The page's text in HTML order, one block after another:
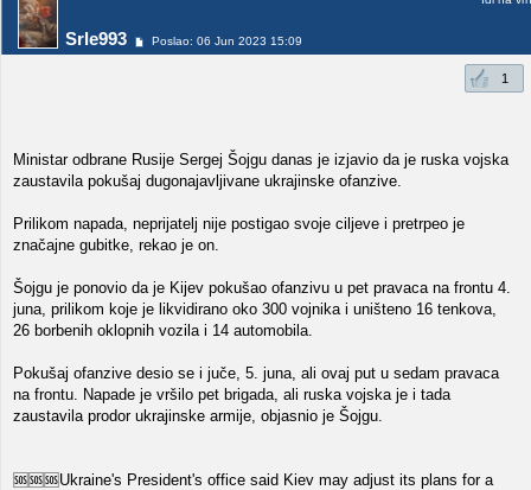
Srle993 Poslao: 06 Jun 2023 15:09
1
Ministar odbrane Rusije Sergej Šojgu danas je izjavio da je ruska vojska
zaustavila pokušaj dugonajavljivane ukrajinske ofanzive.
Prilikom napada, neprijatelj nije postigao svoje ciljeve i pretrpeo je
značajne gubitke, rekao je on.
Šojgu je ponovio da je Kijev pokušao ofanzivu u pet pravaca na frontu 4.
juna, prilikom koje je likvidirano oko 300 vojnika i uništeno 16 tenkova,
26 borbenih oklopnih vozila i 14 automobila.
Pokušaj ofanzive desio se i juče, 5. juna, ali ovaj put u sedam pravaca
na frontu. Napade je vršilo pet brigada, ali ruska vojska je i tada
zaustavila prodor ukrajinske armije, objasnio je Šojgu.
🆘🆘🆘Ukraine's President's office said Kiev may adjust its plans for a